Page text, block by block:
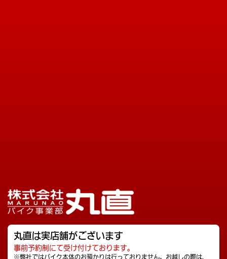
丸直は実店舗がございます
事前予約制にて受け付けております。
※弊社ではバイク本体のお預かりは行っておりません。お越しの際は、